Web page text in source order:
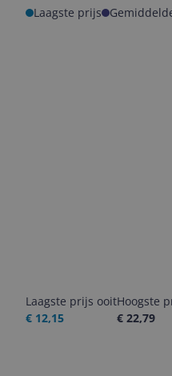
Laagste prijs
Laagste prijs ooit
€ 12,15
Hoogste
€ 22,79